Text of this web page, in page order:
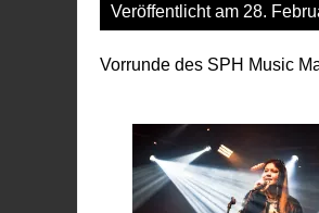
Veröffentlicht am 28.
Vorrunde des SPH Music